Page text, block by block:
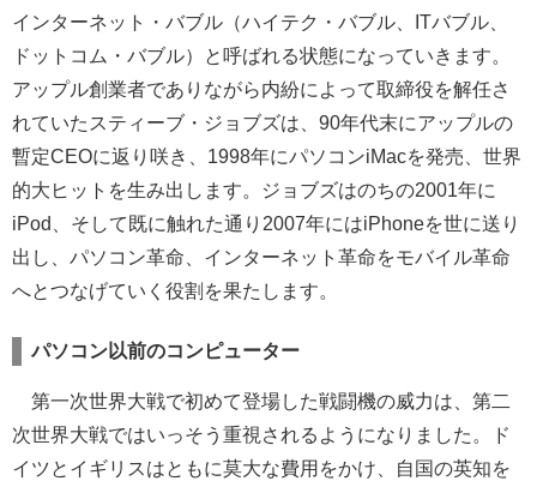
インターネット・バブル（ハイテク・バブル、ITバブル、
ドットコム・バブル）と呼ばれる状態になっていきます。
アップル創業者でありながら内紛によって取締役を解任さ
れていたスティーブ・ジョブズは、90年代末にアップルの
暫定CEOに返り咲き、1998年にパソコンiMacを発売、世界
的大ヒットを生み出します。ジョブズはのちの2001年に
iPod、そして既に触れた通り2007年にはiPhoneを世に送り
出し、パソコン革命、インターネット革命をモバイル革命
へとつなげていく役割を果たします。
パソコン以前のコンピューター
第一次世界大戦で初めて登場した戦闘機の威力は、第二
次世界大戦ではいっそう重視されるようになりました。ド
イツとイギリスはともに莫大な費用をかけ、自国の英知を